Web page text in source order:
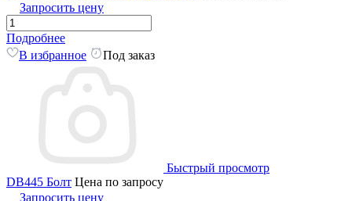
Запросить цену
Подробнее
В избранное
Под заказ
Быстрый просмотр
DB445 Болт Цена по запросу
Запросить цену